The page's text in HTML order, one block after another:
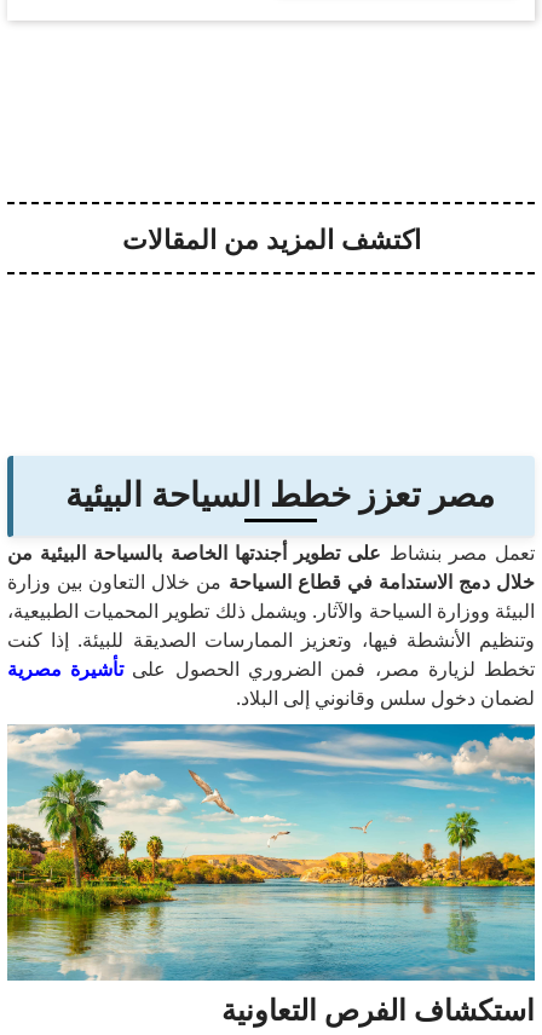
اكتشف المزيد من المقالات
مصر تعزز خطط السياحة البيئية
تعمل مصر بنشاط على تطوير أجندتها الخاصة بالسياحة البيئية من
خلال دمج الاستدامة في قطاع السياحة من خلال التعاون بين وزارة
البيئة ووزارة السياحة والآثار. ويشمل ذلك تطوير المحميات الطبيعية،
وتنظيم الأنشطة فيها، وتعزيز الممارسات الصديقة للبيئة. إذا كنت
تخطط لزيارة مصر، فمن الضروري الحصول علىتأشيرة مصرية
لضمان دخول سلس وقانوني إلى البلاد.
استكشاف الفرص التعاونية